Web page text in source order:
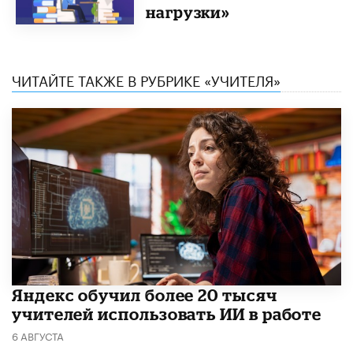
нагрузки»
ЧИТАЙТЕ ТАКЖЕ В РУБРИКЕ «УЧИТЕЛЯ»
​Яндекс обучил более 20 тысяч
учителей использовать ИИ в работе
6 АВГУСТА